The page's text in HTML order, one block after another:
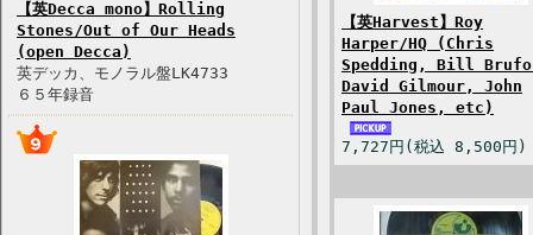
【英Decca mono】Rolling
Stones/Out of Our Heads
(open Decca)
英デッカ、モノラル盤LK4733
６５年録音
【英Harvest】Roy
Harper/HQ (Chris
Spedding, Bill
David Gilmour, John
Paul Jones, etc)
7,727円(税込 8,500円)